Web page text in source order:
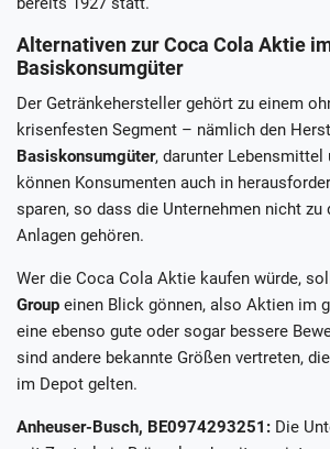
Alternativen zur Coca Cola Aktie
Basiskonsumgüter
Der Getränkehersteller gehört zu einem
krisenfesten Segment – nämlich den
Basiskonsumgüter, darunter Lebensmittel
können Konsumenten auch in
sparen, so dass die Unternehmen nicht zu
Anlagen gehören.
Wer die Coca Cola Aktie kaufen würde,
Group einen Blick gönnen, also Aktien im
eine ebenso gute oder sogar bessere
sind andere bekannte Größen vertreten,
im Depot gelten.
Anheuser-Busch, BE0974293251: Die